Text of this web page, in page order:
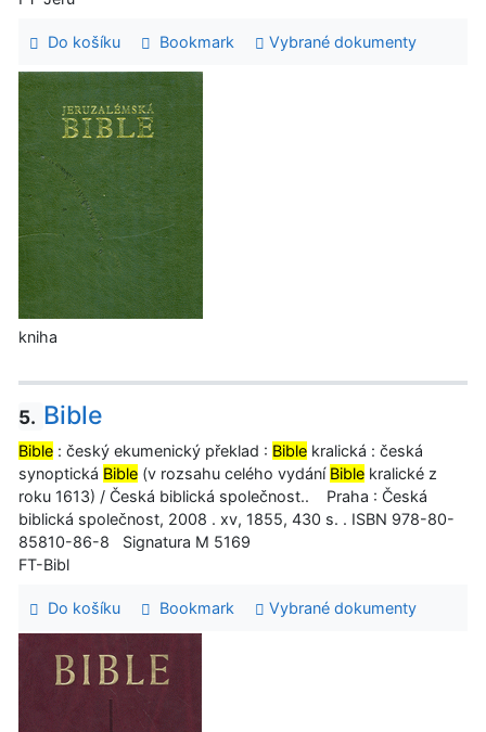
Do košíku Bookmark Vybrané dokumenty
kniha
5. Bible
Bible : český ekumenický překlad : Bible kralická : česká
synoptická Bible (v rozsahu celého vydání Bible kralické z
roku 1613) / Česká biblická společnost.. Praha : Česká
biblická společnost, 2008 . xv, 1855, 430 s. . ISBN 978-80-
85810-86-8 Signatura M 5169
FT-Bibl
Do košíku Bookmark Vybrané dokumenty